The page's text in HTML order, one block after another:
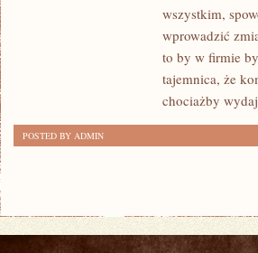
USPRAWNIĆ
FUNKCJONOWANIE
SWOJEJ
FIRMY?
wszystkim,
wprowadzić
to by w firmie
tajemnica, że
chociażby
POSTED BY ADMIN